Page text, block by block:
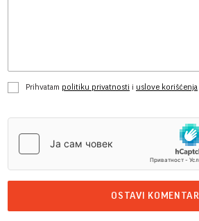
Prihvatam politiku privatnosti i uslove korišćenja
OSTAVI KOMENTAR